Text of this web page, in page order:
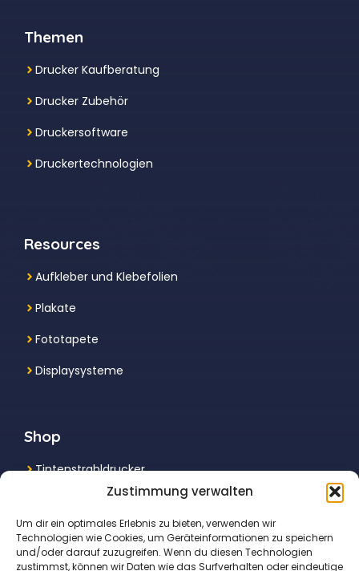
Zustimmung verwalten
Um dir ein optimales Erlebnis zu bieten, verwenden wir
Technologien wie Cookies, um Geräteinformationen zu speichern
und/oder darauf zuzugreifen. Wenn du diesen Technologien
zustimmst, können wir Daten wie das Surfverhalten oder eindeutige
Themen
Drucker Kaufberatung
Drucker Zubehör
Druckersoftware
Druckertechnologien
Resources
Aufkleber und Klebefolien
Plakate
Fototapete
Displaysysteme
Shop
Tintenstrahldrucker
Multifunktionsdrucker
Laserdrucker
Fotodrucker